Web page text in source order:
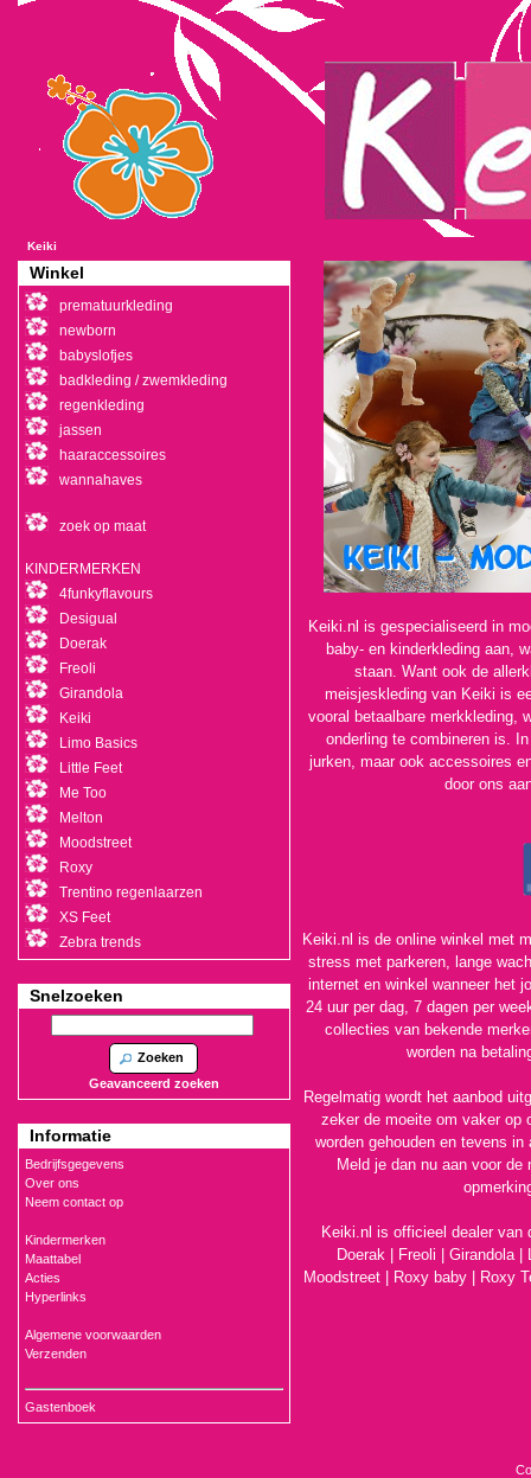
Keiki
Keiki.nl is gespecialiseerd in
baby- en kinderkleding aan,
staan. Want ook de
meisjeskleding van Keiki is
vooral betaalbare merkkleding,
onderling te combineren is.
jurken, maar ook accessoires
door ons
Keiki.nl is de online winkel met
stress met parkeren, lange
internet en winkel wanneer het
24 uur per dag, 7 dagen per
collecties van bekende
worden na
Regelmatig wordt het aanbod
zeker de moeite om vaker op
worden gehouden en tevens
Meld je dan nu aan voor
Keiki.nl is officieel dealer van
Doerak| Freoli Girandola |
Moodstreet| Roxy baby| Roxy
Winkel
prematuurkleding
newborn
babyslofjes
badkleding / zwemkleding
regenkleding
jassen
haaraccessoires
wannahaves
zoek op maat
KINDERMERKEN
4funkyflavours
Desigual
Doerak
Freoli
Girandola
Keiki
Limo Basics
Little Feet
Me Too
Melton
Moodstreet
Roxy
Trentino regenlaarzen
XS Feet
Zebra trends
Snelzoeken
Zoeken
Geavanceerd zoeken
Informatie
Bedrijfsgegevens
Over ons
Neem contact op
Kindermerken
Maattabel
Acties
Hyperlinks
Algemene voorwaarden
Verzenden
Gastenboek